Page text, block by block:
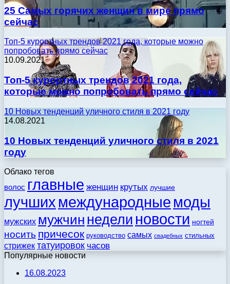
25 Самых горячих женщин в мире прямо
сейчас
Топ-5 курортных трендов 2021 года, которые можно
попробовать прямо сейчас
10.09.2021
Топ-5 курортных трендов 2021 года,
которые можно попробовать прямо сейчас
10 Новых тенденций уличного стиля в 2021 году
14.08.2021
10 Новых тенденций уличного стиля в 2021
году
Облако тегов
волос главные женщин крутых лучшие
лучших международные моды
мужских мужчин недели новости ногтей
носить причесок руководство самых свадебных стильных
стрижек татуировок часов
Популярные новости
16.08.2023